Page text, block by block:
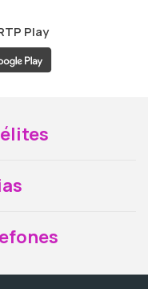
Play